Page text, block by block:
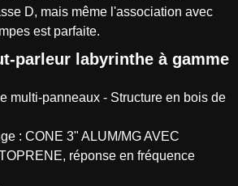
D, mais même l'association avec
est parfaite.
parleur labyrinthe à gamme
multi-panneaux - Structure en bois de
: CONE 3" ALUM/MG AVEC
réponse en fréquence